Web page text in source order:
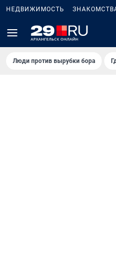
НЕДВИЖИМОСТЬ
Люди против вырубки бора